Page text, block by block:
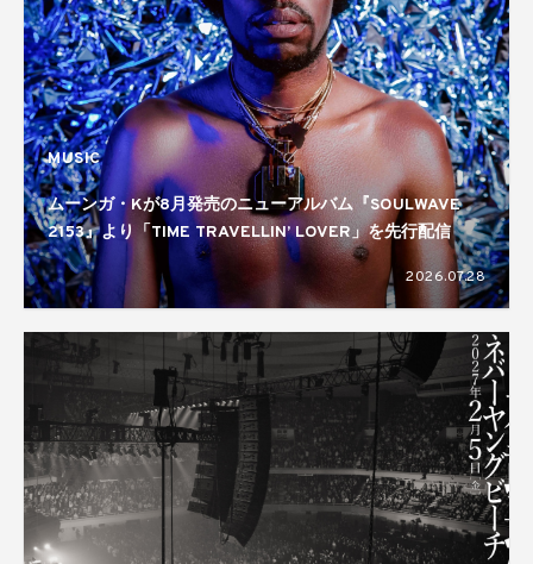
MUSIC
ムーンガ・Kが8月発売のニューアルバム『SOULWAVE
2153』より「TIME TRAVELLIN’ LOVER」を先行配信
2026.07.28